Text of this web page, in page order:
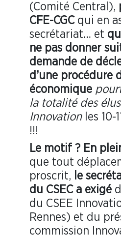
(Comité Central),
CFE-CGC qui en
secrétariat… et
ne pas donner
demande de
d’une procédure
économique
la totalité des
Innovationles 10-
!!!
Le motif ? En
que tout
proscrit, le
du CSEC a exigé
du CSEE
Rennes) et du
commission